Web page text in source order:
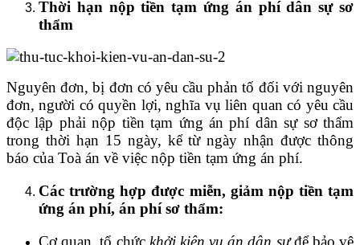
Thời hạn nộp tiền tạm ứng án phí dân sự sơ
thẩm
Nguyên đơn, bị đơn có yêu cầu phản tố đối với nguyên
đơn, người có quyền lợi, nghĩa vụ liên quan có yêu cầu
độc lập phải nộp tiền tạm ứng án phí dân sự sơ thẩm
trong thời hạn 15 ngày, kể từ ngày nhận được thông
báo của Toà án về việc nộp tiền tạm ứng án phí.
Các trường hợp được miễn, giảm nộp tiền tạm
ứng án phí, án phí sơ thẩm:
Cơ quan, tổ chức khởi kiện vụ án dân sựđể bảo vệ